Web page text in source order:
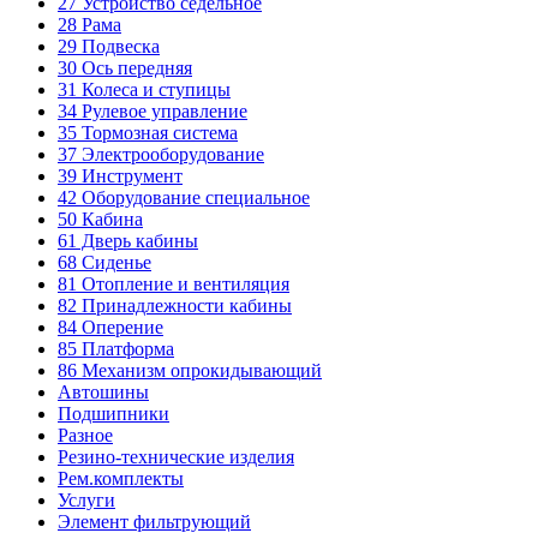
28 Рама
29 Подвеска
30 Ось передняя
31 Колеса и ступицы
34 Рулевое управление
35 Тормозная система
37 Электрооборудование
39 Инструмент
42 Оборудование специальное
50 Кабина
61 Дверь кабины
68 Сиденье
81 Отопление и вентиляция
82 Принадлежности кабины
84 Оперение
85 Платформа
86 Механизм опрокидывающий
Автошины
Подшипники
Разное
Резино-технические изделия
Рем.комплекты
Услуги
Элемент фильтрующий